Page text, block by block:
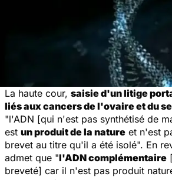
La haute cour, saisie d'un litige
liés aux cancers de l'ovaire et du
"l'ADN [qui n'est pas synthétisé de
est un produit de la nature et n'est
brevet au titre qu'il a été isolé". En
admet que "l'ADNcomplémentaire
breveté] car il n'est pas produit